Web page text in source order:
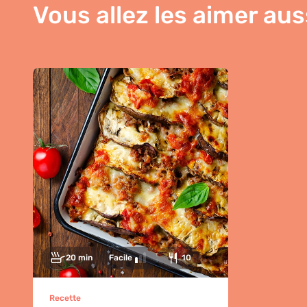
Vous allez les aimer
20 min Facile 10
Recette